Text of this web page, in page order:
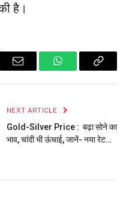
है।
Email WhatsAppCopy
NEXT ARTICLE
Gold-Silver Price : बढ़ा सोने का
भाव, चांदी भी ऊंचाई, जानें- नया रेट…